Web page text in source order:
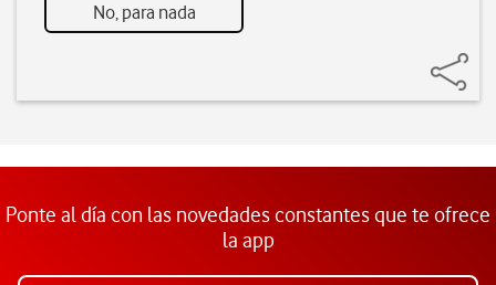
No, para nada
Ponte al día con las novedades constantes que te ofrece
la app